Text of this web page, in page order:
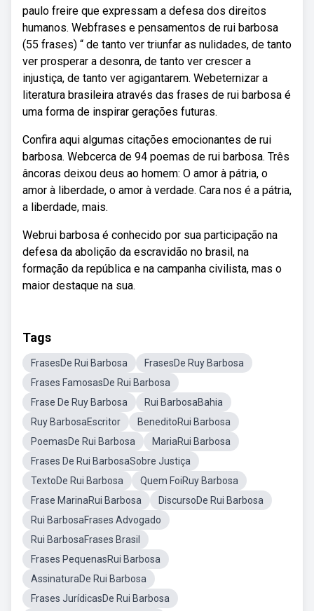
paulo freire que expressam a defesa dos direitos
humanos. Webfrases e pensamentos de rui barbosa
(55 frases) “ de tanto ver triunfar as nulidades, de tanto
ver prosperar a desonra, de tanto ver crescer a
injustiça, de tanto ver agigantarem. Webeternizar a
literatura brasileira através das frases de rui barbosa é
uma forma de inspirar gerações futuras.
Confira aqui algumas citações emocionantes de rui
barbosa. Webcerca de 94 poemas de rui barbosa. Três
âncoras deixou deus ao homem: O amor à pátria, o
amor à liberdade, o amor à verdade. Cara nos é a pátria,
a liberdade, mais.
Webrui barbosa é conhecido por sua participação na
defesa da abolição da escravidão no brasil, na
formação da república e na campanha civilista, mas o
maior destaque na sua.
Tags
FrasesDe Rui Barbosa
FrasesDe Ruy Barbosa
Frases FamosasDe Rui Barbosa
Frase De Ruy Barbosa
Rui BarbosaBahia
Ruy BarbosaEscritor
BeneditoRui Barbosa
PoemasDe Rui Barbosa
MariaRui Barbosa
Frases De Rui BarbosaSobre Justiça
TextoDe Rui Barbosa
Quem FoiRuy Barbosa
Frase MarinaRui Barbosa
DiscursoDe Rui Barbosa
Rui BarbosaFrases Advogado
Rui BarbosaFrases Brasil
Frases PequenasRui Barbosa
AssinaturaDe Rui Barbosa
Frases JurídicasDe Rui Barbosa